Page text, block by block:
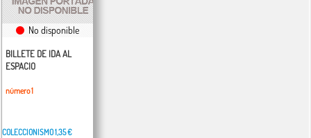
No disponible
BILLETE DE IDA AL
ESPACIO
número 1
COLECCIONISMO1,35 €